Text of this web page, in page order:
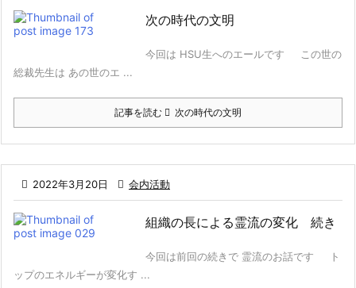
次の時代の文明
今回は HSU生へのエールです この世の
総裁先生は あの世のエ ...
記事を読む 次の時代の文明
 2022年3月20日  会内活動
組織の長による霊流の変化 続き
今回は前回の続きで 霊流のお話です ト
ップのエネルギーが変化す ...